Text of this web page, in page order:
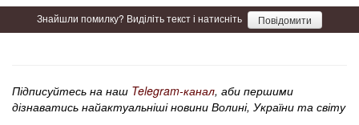
Знайшли помилку? Виділіть текст і натисніть Повідомити
Підписуйтесь на наш Telegram-канал, аби першими
дізнаватись найактуальніші новини Волині, України та світу